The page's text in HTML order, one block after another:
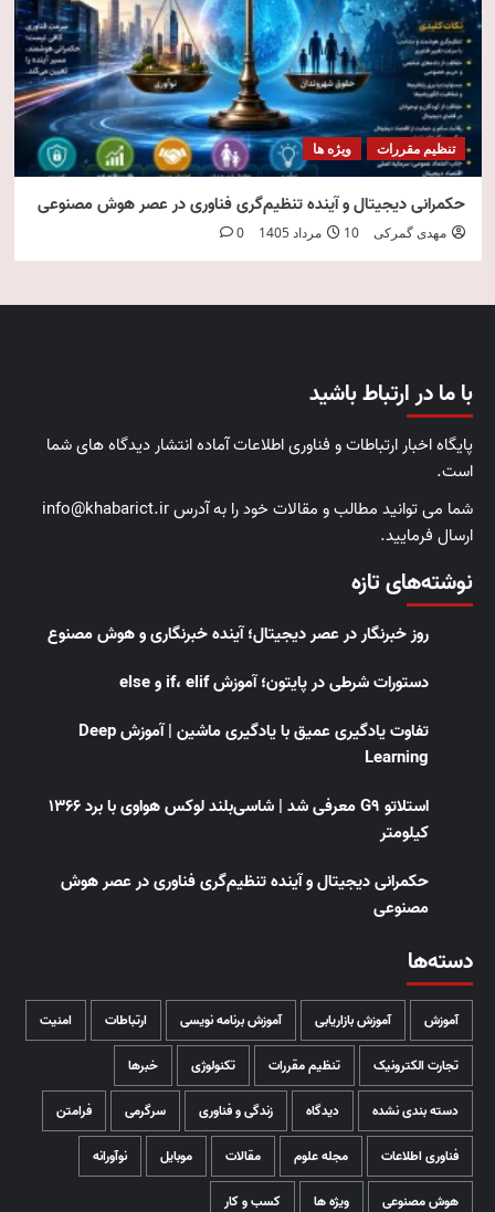
تنظیم مقررات ویژه ها
حکمرانی دیجیتال و آینده تنظیم‌گری فناوری در عصر هوش مصنوعی
مهدی گمرکی 10 مرداد 1405 0
با ما در ارتباط باشید
پایگاه اخبار ارتباطات و فناوری اطلاعات آماده انتشار دیدگاه های شما
است.
شما می توانید مطالب و مقالات خود را به آدرس info@khabarict.ir
ارسال فرمایید.
نوشته‌های تازه
روز خبرنگار در عصر دیجیتال؛ آینده خبرنگاری و هوش مصنوع
دستورات شرطی در پایتون؛ آموزش if، elif و else
تفاوت یادگیری عمیق با یادگیری ماشین | آموزش Deep
Learning
استلاتو G9 معرفی شد | شاسی‌بلند لوکس هواوی با برد ۱۳۶۶
کیلومتر
حکمرانی دیجیتال و آینده تنظیم‌گری فناوری در عصر هوش
مصنوعی
دسته‌ها
آموزش آموزش بازاریابی آموزش برنامه نویسی ارتباطات امنیت
تجارت الکترونیک تنظیم مقررات تکنولوژی خبرها
دسته بندی نشده دیدگاه زندگی و فناوری سرگرمی فرامتن
فناوری اطلاعات مجله علوم مقالات موبایل نوآورانه
هوش مصنوعی ویژه ها کسب و کار